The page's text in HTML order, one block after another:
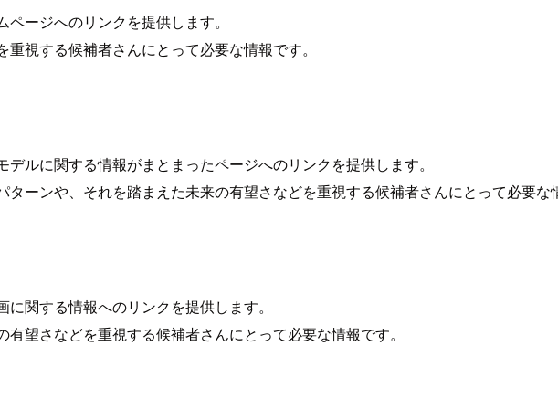
ージへのリンクを提供します。
視する候補者さんにとって必要な情報です。
ルに関する情報がまとまったページへのリンクを提供します。
ーンや、それを踏まえた未来の有望さなどを重視する候補者さんにとって必要な
関する情報へのリンクを提供します。
望さなどを重視する候補者さんにとって必要な情報です。